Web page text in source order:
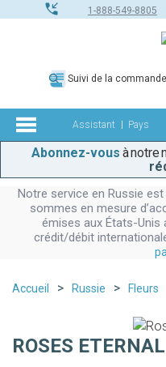
1-888-549-8805
Suivi de la commande
Assistant Pays
Abonnez-vous à notre
Notre service en Russie
sommes en mesure
émises aux États-Unis
crédit/débit
Accueil Russie Fleurs
ROSES